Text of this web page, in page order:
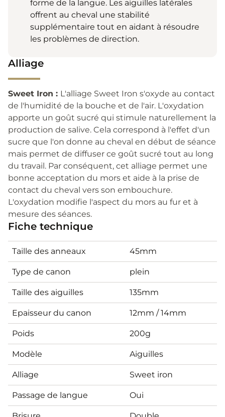
forme de la langue. Les aiguilles latérales
offrent au cheval une stabilité
supplémentaire tout en aidant à résoudre
les problèmes de direction.
Alliage
Sweet Iron : L'alliage Sweet Iron s'oxyde au contact
de l'humidité de la bouche et de l'air. L'oxydation
apporte un goût sucré qui stimule naturellement la
production de salive. Cela correspond à l'effet d'un
sucre que l'on donne au cheval en début de séance
mais permet de diffuser ce goût sucré tout au long
du travail. Par conséquent, cet alliage permet une
bonne acceptation du mors et aide à la prise de
contact du cheval vers son embouchure.
L'oxydation modifie l'aspect du mors au fur et à
mesure des séances.
Fiche technique
Taille des anneaux 45mm
Type de canon plein
Taille des aiguilles 135mm
Epaisseur du canon 12mm / 14mm
Poids 200g
Modèle Aiguilles
Alliage Sweet iron
Passage de langue Oui